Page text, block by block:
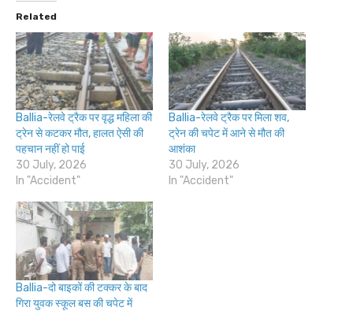
Related
Ballia-रेलवे ट्रैक पर वृद्ध महिला की
ट्रेन से कटकर मौत, हालत ऐसी की
पहचान नहीं हो पाई
30 July, 2026
In "Accident"
Ballia-रेलवे ट्रैक पर मिला शव,
ट्रेन की चपेट में आने से मौत की
आशंका
30 July, 2026
In "Accident"
Ballia-दो बाइकों की टक्कर के बाद
गिरा युवक स्कूल बस की चपेट में